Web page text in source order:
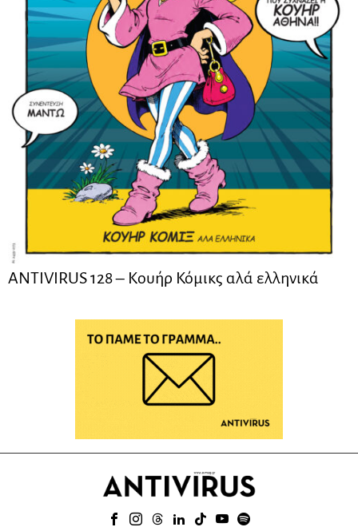
ANTIVIRUS 128 – Kουήρ Κόμικς αλά ελληνικά